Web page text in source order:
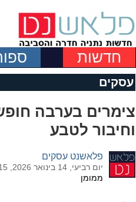
חדשות
עסקים
צימרים בערבה
וחיבור לטבע
פלאשנט עסקים
יום רביעי, 14 בינואר 2026, 17:15
ממומן